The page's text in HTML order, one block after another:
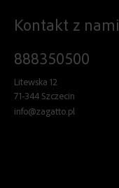
Kontakt z nami
888350500
Litewska 12
71-344 Szczecin
info@zagatto.pl